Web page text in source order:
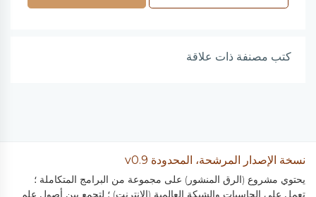
كتب مصنفة ذات علاقة
نسخة الإصدار المرشحة، المحدودة v0.9
يحتوي مشروع (الرق المنشور) على مجموعة من البرامج المتكاملة ؛